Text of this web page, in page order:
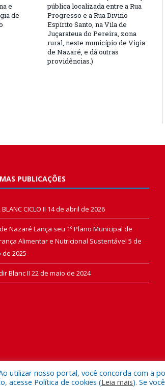
e
de
pública localizada entre a Rua
Progresso e a Rua Divino
Espírito Santo, na Vila de
Juçarateua do Pereira, zona
rural, neste município de Vigia
de Nazaré, e dá outras
providências.)
PUBLICAÇÕES
BLANC CICLO II 14 de abril de 2026
Nazaré Lança seu 1º Plano Municipal de
Alimentar e Nutricional Sustentável 5 de
2025
Blanc II 22 de maio de 2024
utilizar nosso portal, você concorda com a
acesse Política de cookies (Leia mais). Se você